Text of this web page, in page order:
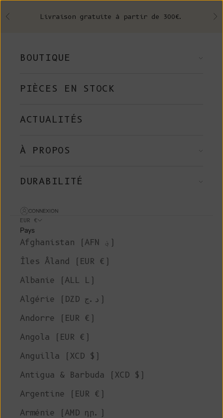
Précédent Livraison gratuite à partir de 300€.
BOUTIQUE
PIÈCES EN STOCK
ACTUALITÉS
À PROPOS
DURABILITÉ
CONNEXION
EUR €
Pays
Afghanistan (AFN ؋)
Îles Åland (EUR €)
Albanie (ALL L)
Algérie (DZD د.ج)
Andorre (EUR €)
Angola (EUR €)
Anguilla (XCD $)
Antigua & Barbuda (XCD $)
Argentine (EUR €)
Arménie (AMD դր.)